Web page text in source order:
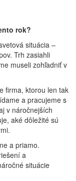
rok?
situácia –
Trh zasiahli
museli zohľadniť v
firma, ktorou len tak
a pracujeme s
v náročnejších
aké dôležité sú
a priamo.
a
situácie